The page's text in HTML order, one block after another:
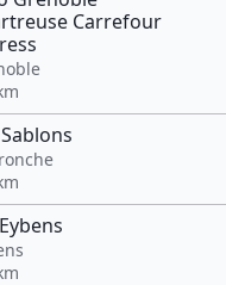
Carrefour